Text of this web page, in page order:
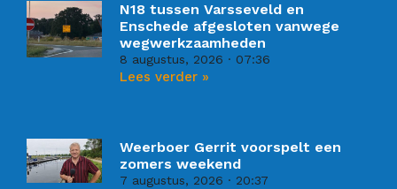
N18 tussen Varsseveld en
Enschede afgesloten vanwege
wegwerkzaamheden
8 augustus, 2026 07:36
Lees verder »
Weerboer Gerrit voorspelt een
zomers weekend
7 augustus, 2026 20:37